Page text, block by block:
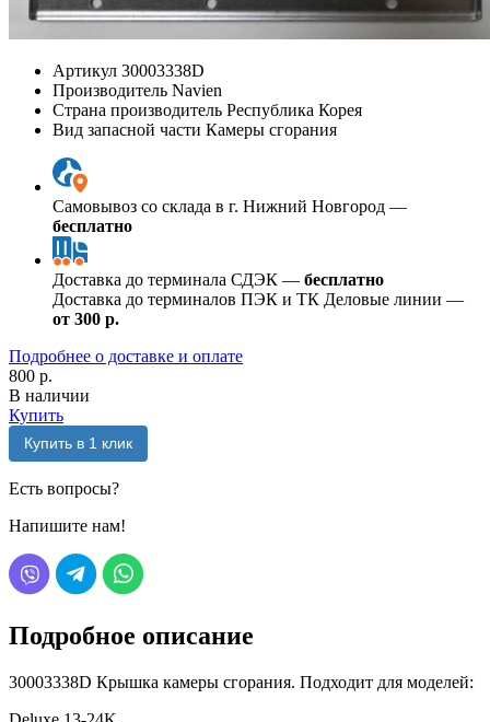
Артикул 30003338D
Производитель Navien
Страна производитель Республика Корея
Вид запасной части Камеры сгорания
Самовывоз со склада в г. Нижний Новгород —
бесплатно
Доставка до терминала СДЭК — бесплатно
Доставка до терминалов ПЭК и ТК Деловые линии —
от 300 р.
Подробнее о доставке и оплате
800 р.
В наличии
Купить
Купить в 1 клик
Есть вопросы?
Напишите нам!
Подробное описание
30003338D Крышка камеры сгорания. Подходит для моделей: